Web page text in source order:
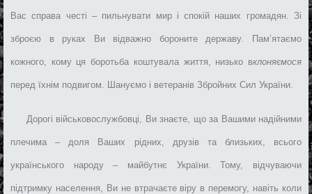
Вас справа честі – пильнувати мир і спокій наших громадян. Зі
зброєю в руках Ви відважно бороните державу. Пам’ятаємо
кожного, кому ця боротьба коштувала життя, низько вклоняємося
перед їхнім подвигом. Шануємо і ветеранів Збройних Сил України.
Дорогі військовослужбовці, Ви знаєте, що за Вашими надійними
плечима – доля Ваших рідних, друзів та близьких, всього
українського народу – майбутнє України. Тому, відчуваючи
підтримку населення, Ви не втрачаєте віру в перемогу, навіть коли